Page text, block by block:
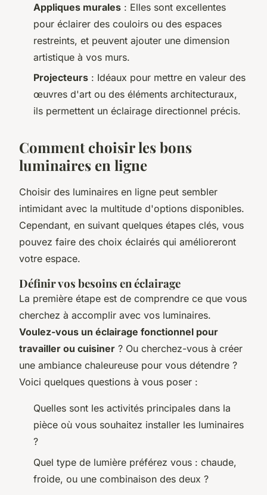
Appliques murales : Elles sont excellentes
pour éclairer des couloirs ou des espaces
restreints, et peuvent ajouter une dimension
artistique à vos murs.
Projecteurs : Idéaux pour mettre en valeur des
œuvres d'art ou des éléments architecturaux,
ils permettent un éclairage directionnel précis.
Comment choisir les bons
luminaires en ligne
Choisir des luminaires en ligne peut sembler
intimidant avec la multitude d'options disponibles.
Cependant, en suivant quelques étapes clés, vous
pouvez faire des choix éclairés qui amélioreront
votre espace.
Définir vos besoins en éclairage
La première étape est de comprendre ce que vous
cherchez à accomplir avec vos luminaires.
Voulez-vous un éclairage fonctionnel pour
travailler ou cuisiner ? Ou cherchez-vous à créer
une ambiance chaleureuse pour vous détendre ?
Voici quelques questions à vous poser :
Quelles sont les activités principales dans la
pièce où vous souhaitez installer les luminaires
?
Quel type de lumière préférez vous : chaude,
froide, ou une combinaison des deux ?